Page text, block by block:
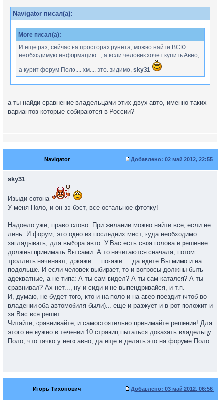
Navigator писал(а):
More писал(а):
И еще раз, сейчас на просторах рунета, можно найти ВСЮ
необходимую информацию..., а если человек хочет купить Авео,
а курит форум Поло.... хм.... это. видимо, sky31
а ты найди сравнение владельцами этих двух авто, именно таких
вариантов которые собираются в России?
Navigator Добавлено: 02 май 2012, 22:55
sky31
Изыди сотона
У меня Поло, и он зэ бэст, все остальное фтопку!
Надоело уже, право слово. При желании можно найти все, если не
лень. И форум, это одно из последних мест, куда необходимо
заглядывать, для выбора авто. У Вас есть своя голова и решение
должны принимать Вы сами. А то начитаются сначала, потом
троллить начинают, докажи.... покажи.... да идите Вы мимо и на
подольше. И если человек выбирает, то и вопросы должны быть
адекватные, а не типа: А ты сам видел? А ты сам катался? А ты
сравнивал? Ах нет..., ну и сиди и не выпендривайся, и т.п.
И, думаю, не будет того, кто и на поло и на авео поездит (чтоб во
владении оба автомобиля были)... еще и разжует и в рот положит и
за Вас все решит.
Читайте, сравнивайте, и самостоятельно принимайте решение! Для
этого не нужно в течении 10 страниц пытаться доказать владельцу
Поло, что тачко у него авно, да еще и делать это на форуме Поло.
Игорь Тихонович Добавлено: 03 май 2012, 06:56